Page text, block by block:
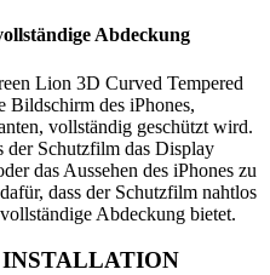
Abdeckung
Lion 3D Curved Tempered
Bildschirm des iPhones,
vollständig geschützt wird.
der Schutzfilm das Display
das Aussehen des iPhones zu
dass der Schutzfilm nahtlos
Abdeckung bietet.